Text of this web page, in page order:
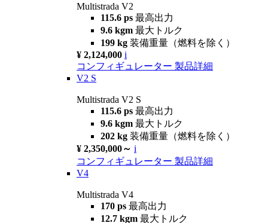
Multistrada V2
115.6 ps 最高出力
9.6 kgm 最大トルク
199 kg 装備重量（燃料を除く）
¥ 2,124,000 i
コンフィギュレーター 製品詳細
V2 S
Multistrada V2 S
115.6 ps 最高出力
9.6 kgm 最大トルク
202 kg 装備重量（燃料を除く）
¥ 2,350,000～ i
コンフィギュレーター 製品詳細
V4
Multistrada V4
170 ps 最高出力
12.7 kgm 最大トルク